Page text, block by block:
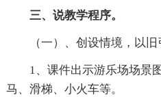
三、说教学程序。
（一）、创设情境，以旧
1、课件出示游乐场场景
马、滑梯、小火车等。